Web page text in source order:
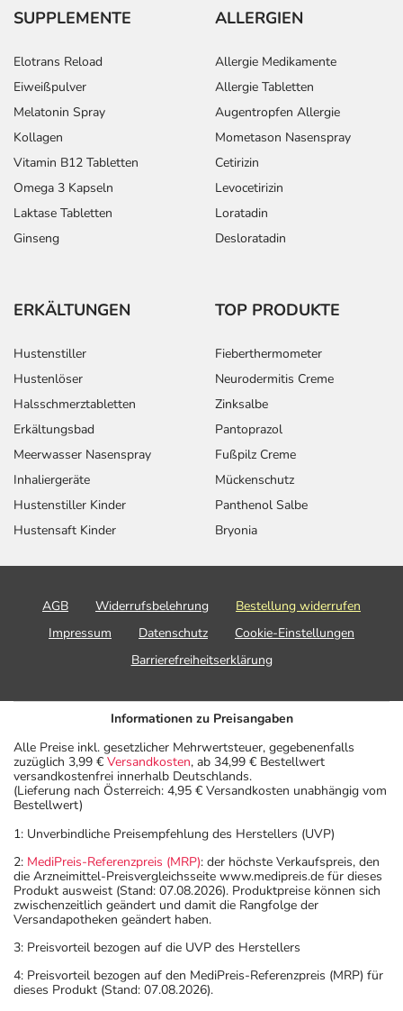
SUPPLEMENTE
Elotrans Reload
Eiweißpulver
Melatonin Spray
Kollagen
Vitamin B12 Tabletten
Omega 3 Kapseln
Laktase Tabletten
Ginseng
ALLERGIEN
Allergie Medikamente
Allergie Tabletten
Augentropfen Allergie
Mometason Nasenspray
Cetirizin
Levocetirizin
Loratadin
Desloratadin
ERKÄLTUNGEN
Hustenstiller
Hustenlöser
Halsschmerztabletten
Erkältungsbad
Meerwasser Nasenspray
Inhaliergeräte
Hustenstiller Kinder
Hustensaft Kinder
TOP PRODUKTE
Fieberthermometer
Neurodermitis Creme
Zinksalbe
Pantoprazol
Fußpilz Creme
Mückenschutz
Panthenol Salbe
Bryonia
AGB Widerrufsbelehrung
Bestellung widerrufen
Impressum
Datenschutz
Cookie-Einstellungen
Barrierefreiheitserklärung
Informationen zu Preisangaben
Alle Preise inkl. gesetzlicher Mehrwertsteuer, gegebenenfalls
zuzüglich 3,99 € Versandkosten, ab 34,99 € Bestellwert
versandkostenfrei innerhalb Deutschlands.
(Lieferung nach Österreich: 4,95 € Versandkosten unabhängig vom
Bestellwert)
1: Unverbindliche Preisempfehlung des Herstellers (UVP)
2: MediPreis-Referenzpreis (MRP): der höchste Verkaufspreis, den
die Arzneimittel-Preisvergleichsseite www.medipreis.de für dieses
Produkt ausweist (Stand: 07.08.2026). Produktpreise können sich
zwischenzeitlich geändert und damit die Rangfolge der
Versandapotheken geändert haben.
3: Preisvorteil bezogen auf die UVP des Herstellers
4: Preisvorteil bezogen auf den MediPreis-Referenzpreis (MRP) für
dieses Produkt (Stand: 07.08.2026).